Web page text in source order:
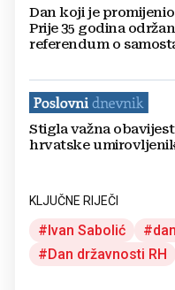
Dan koji je
Prije 35 godina održan
referendum o
Stigla važna
hrvatske
KLJUČNE RIJEČI
Ivan Sabolić
Dan državnosti RH